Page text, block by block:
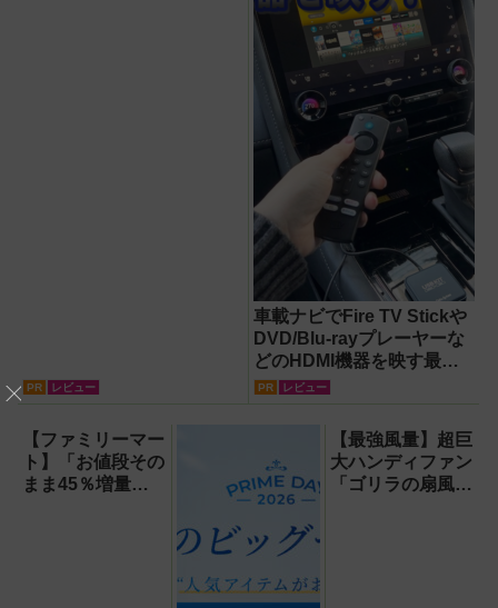
PR レビュー
車載ナビでFire TV Stickや
DVD/Blu-rayプレーヤーな
どのHDMI機器を映す最短
ルート。USB接続だけで
ス化できる新機軸アダプタ
ーを徹底解説【データシス
テム『USBKIT』】
PR レビュー
【ファミリーマー
ト】「お値段その
まま45％増量作
【最強風量】超巨
大ハンディファン
「ゴリラの扇風